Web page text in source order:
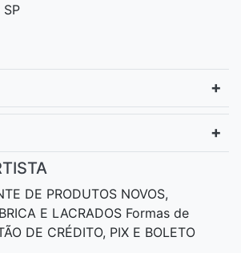
DE PRODUTOS NOVOS,
E LACRADOS Formas de
DE CRÉDITO, PIX E BOLETO